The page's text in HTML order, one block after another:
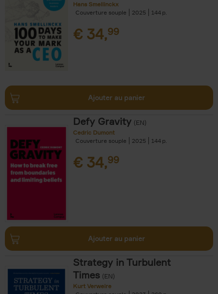
Hans Smellinckx
Couverture souple
2025 144
€ 34,99
Ajouter au panier
Defy Gravity (EN)
Cedric Dumont
Couverture souple
2025 144
€ 34,99
Ajouter au panier
Strategy in Turbulent
Times (EN)
Kurt Verweire